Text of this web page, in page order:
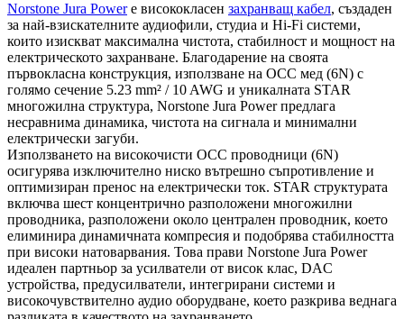
Norstone Jura Powerе висококласен захранващ кабел, създаден
за най-взискателните аудиофили, студиа и Hi‑Fi системи,
които изискват максимална чистота, стабилност и мощност на
електрическото захранване. Благодарение на своята
първокласна конструкция, използване на OCC мед (6N) с
голямо сечение 5.23 mm² / 10 AWG и уникалната STAR
многожилна структура, Norstone Jura Power предлага
несравнима динамика, чистота на сигнала и минимални
електрически загуби.
Използването на високочисти OCC проводници (6N)
осигурява изключително ниско вътрешно съпротивление и
оптимизиран пренос на електрически ток. STAR структурата
включва шест концентрично разположени многожилни
проводника, разположени около централен проводник, което
елиминира динамичната компресия и подобрява стабилността
при високи натоварвания. Това прави Norstone Jura Power
идеален партньор за усилватели от висок клас, DAC
устройства, предусилватели, интегрирани системи и
високочувствително аудио оборудване, което разкрива веднага